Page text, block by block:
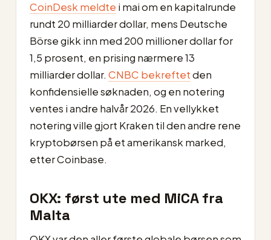
CoinDesk meldte i mai om en kapitalrunde
rundt 20 milliarder dollar, mens Deutsche
Börse gikk inn med 200 millioner dollar for
1,5 prosent, en prising nærmere 13
milliarder dollar. CNBC bekreftetden
konfidensielle søknaden, og en notering
ventes i andre halvår 2026. En vellykket
notering ville gjort Kraken til den andre rene
kryptobørsen på et amerikansk marked,
etter Coinbase.
OKX: først ute med MiCA fra
Malta